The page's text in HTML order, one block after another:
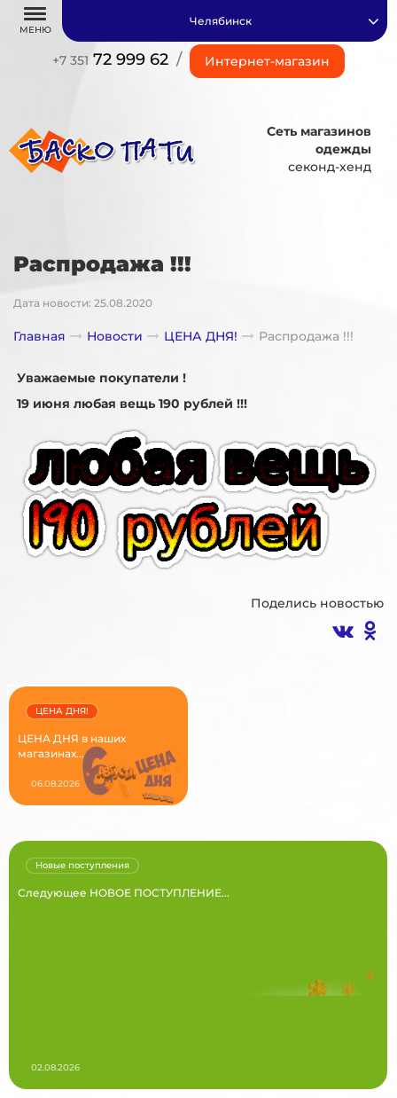
МЕНЮ
+7 351 72 999 62 / Интернет-магазин
Челябинск
Сеть магазинов
одежды
секонд-хенд
Распродажа !!!
Дата новости: 25.08.2020
Главная Новости ЦЕНА ДНЯ! Распродажа !!!
Уважаемые покупатели !
19 июня любая вещь 190 рублей !!!
Поделись новостью
ЦЕНА ДНЯ в наших
магазинах...
ЦЕНА ДНЯ!
06.08.2026
Следующее НОВОЕ ПОСТУПЛЕНИЕ...
Новые поступления
02.08.2026